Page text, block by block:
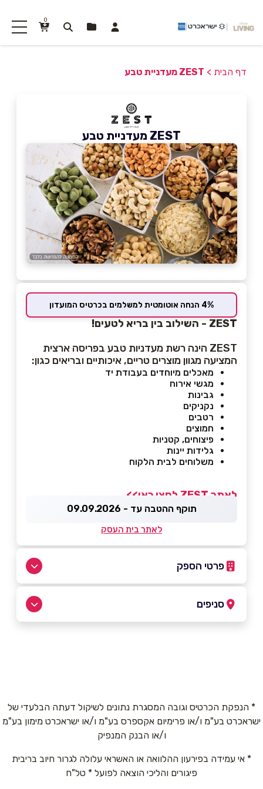
0
דף הבית > ZEST מעדניית טבע
ZEST מעדניית טבע
4% הנחה אוטומטית למשלמים בכרטיס המועדון
ZEST - השילוב בין בריא לטעים!
ZEST הינה רשת מעדניות טבע בפריסה ארצית
המציעה מגוון מוצרים טריים, איכותיים ובריאים כגון:
מאכלים מיוחדים בעבודת יד
מגשי אירוח
גבינות
נקניקים
רטבים
חמוצים
פיצוחים, קטניות
גלידות יינות
משלוחים לבית הלקוח
לאתר ZEST לחצו כאן>>
תוקף ההטבה עד - 09.09.2026
לאתר בית העסק
פרטי הספק
באתר
טלפון*
אימייל*
סניפים
תל אביב יפו
077-4044314 שלוחה 3
* הנפקת הכרטיס וגובה המסגרת נתונים לשיקול דעתה הבלעדי של
ישראכרט בע"מ ו/או פרימיום אקספרס בע"מ ו/או ישראכרט מימון בע"מ
ו/או הבנק המנפיק
* אי עמידה בפירעון ההלוואה או האשראי עלולה לגרור חיוב בריבית
פיגורים והליכי הוצאה לפועל * טל"ח